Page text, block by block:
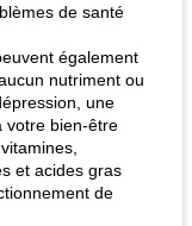
de santé
également
nutriment ou
une
votre bien-être
et acides gras
de